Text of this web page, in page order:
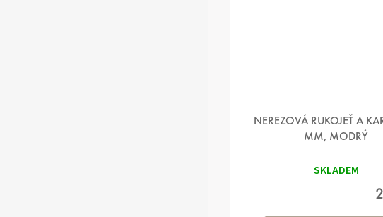
NEREZOVÁ RUKOJEŤ A
MM, MODRÝ
SKLADEM